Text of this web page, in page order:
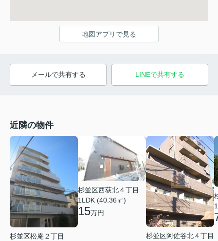
地図アプリで見る
メールで共有する LINEで共有する
近隣の物件
杉並区松庵２丁目
杉並区西荻北４丁目
1LDK (40.36㎡)
15万円
杉並区阿佐谷北４丁目